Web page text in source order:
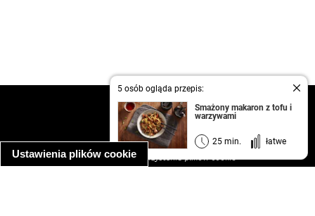
Ustawienia plików cookie
5 osób ogląda przepis:
Smażony makaron z tofu i
warzywami
25 min. łatwe
kontakt
regulamin
informacja o prywatności
informacja o wykorzystaniu plików cookie